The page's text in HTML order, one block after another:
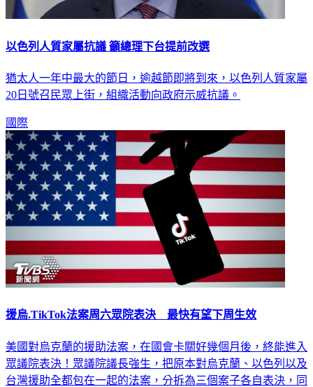
以色列人質家屬抗議 籲總理下台提前改選
猶太人一年中最大的節日，逾越節即將到來，以色列人質家屬
20日號召民眾上街，組織活動向政府示威抗議。
國際
援烏.TikTok法案周六眾院表決 最快有望下周生效
美國對烏克蘭的援助法案，在國會卡關好幾個月後，終能進入
眾議院表決！眾議院議長強生，把原本對烏克蘭、以色列以及
台灣援助全都包在一起的法案，分拆為三個案子各自表決，同